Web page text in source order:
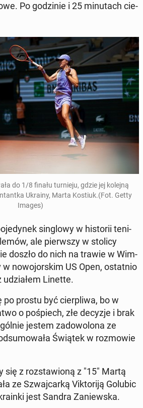
Po go­dzi­nie i 25 mi­nu­tach cie­
do 1/8 finału tur­nie­ju, gdzie jej kolejną
Ukrainy, Marta Kostiuk.(Fot. Getty
Images)
sin­glo­wy w hi­sto­rii te­ni­
ale pierw­szy w stolicy
doszło do nich na trawie w Wim­
w no­wo­jor­skim US Open, ostat­nio
Linette.
po prostu być cier­pli­wa, bo w
o po­śpiech, złe decyzje i brak
jestem za­do­wo­lo­na ze
Świątek w roz­mo­wie
się z roz­sta­wio­ną z "15" Martą
ze Szwaj­car­ką Vik­to­ri­ją Golubic
jest Sandra Za­niew­ska.